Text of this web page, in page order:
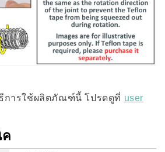
การใช้ผลิตภัณฑ์นี้ โปรดดูที่ user